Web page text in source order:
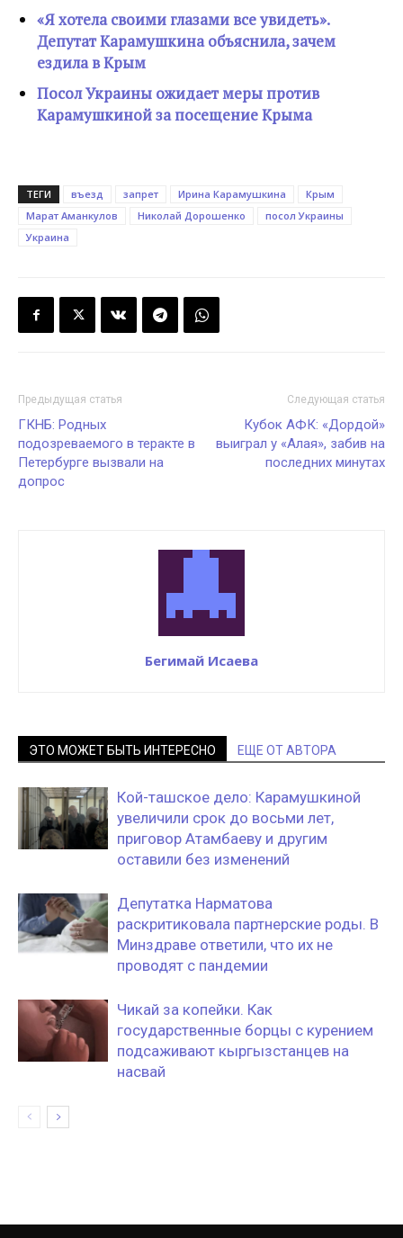
«Я хотела своими глазами все увидеть».
Депутат Карамушкина объяснила, зачем
ездила в Крым
Посол Украины ожидает меры против
Карамушкиной за посещение Крыма
ТЕГИ въезд запрет Ирина Карамушкина
Крым
Марат Аманкулов
Николай Дорошенко
посол Украины
Украина
Предыдущая статья
ГКНБ: Родных
подозреваемого в теракте в
Петербурге вызвали на
допрос
Следующая статья
Кубок АФК: «Дордой»
выиграл у «Алая», забив на
последних минутах
Бегимай Исаева
ЭТО МОЖЕТ БЫТЬ ИНТЕРЕСНО ЕЩЕ ОТ АВТОРА
Кой-ташское дело: Карамушкиной
увеличили срок до восьми лет,
приговор Атамбаеву и другим
оставили без изменений
Депутатка Нарматова
раскритиковала партнерские роды. В
Минздраве ответили, что их не
проводят с пандемии
Чикай за копейки. Как
государственные борцы с курением
подсаживают кыргызстанцев на
насвай